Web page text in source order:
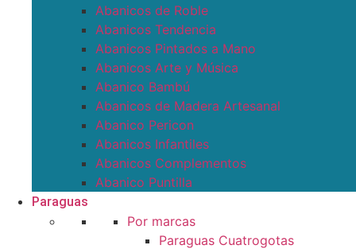
Abanicos de Roble
Abanicos Tendencia
Abanicos Pintados a Mano
Abanicos Arte y Música
Abanico Bambú
Abanicos de Madera Artesanal
Abanico Pericon
Abanicos Infantiles
Abanicos Complementos
Abanico Puntilla
Paraguas
Por marcas
Paraguas Cuatrogotas